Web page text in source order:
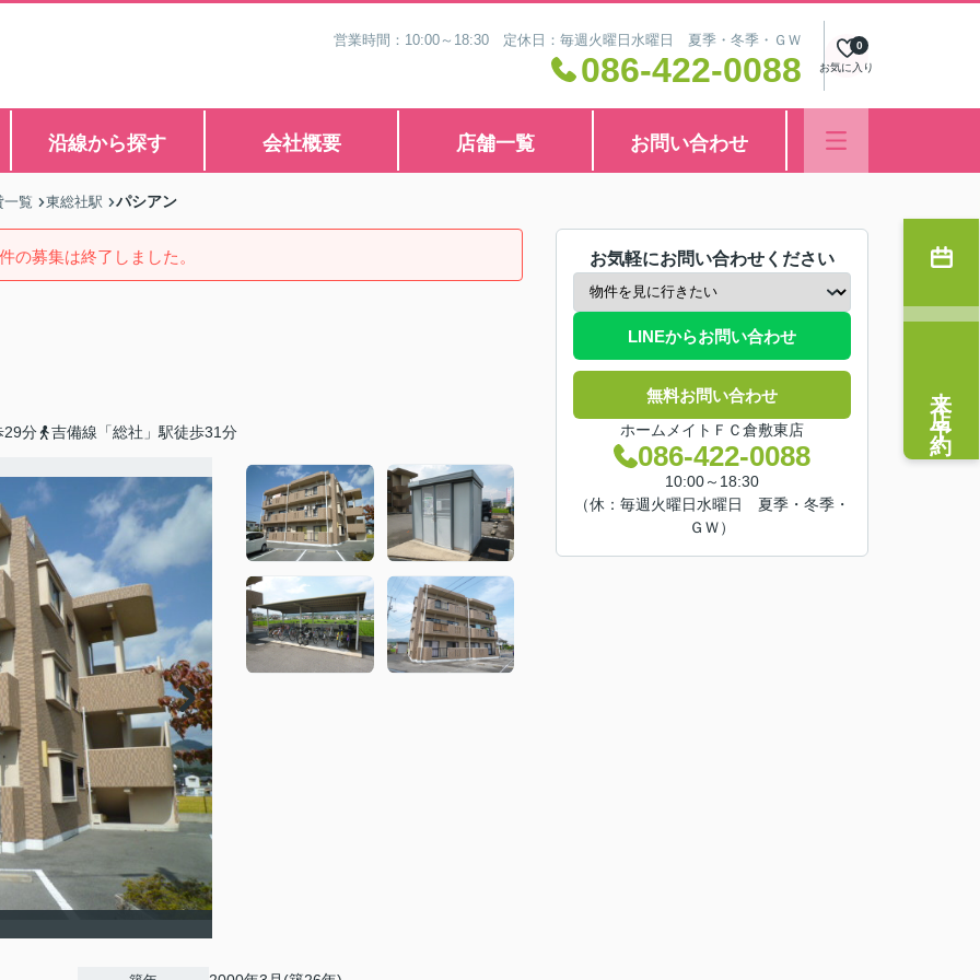
営業時間：10:00～18:30 定休日：毎週火曜日水曜日 夏季・冬季・ＧＷ
086-422-0088 お気に入り
0
沿線から探す 会社概要 店舗一覧 お問い合わせ
一覧 東総社駅 パシアン
の募集は終了しました。
29分 吉備線「総社」駅徒歩31分
お気軽にお問い合わせください
LINEからお問い合わせ
無料お問い合わせ
ホームメイトＦＣ倉敷東店
086-422-0088
10:00～18:30
（休：毎週火曜日水曜日 夏季・冬季・
ＧＷ）
来店予約